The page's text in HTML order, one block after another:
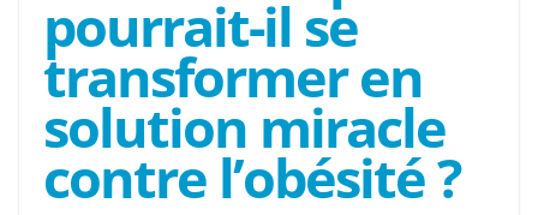
pourrait-il se
transformer en
solution miracle
contre l’obésité ?